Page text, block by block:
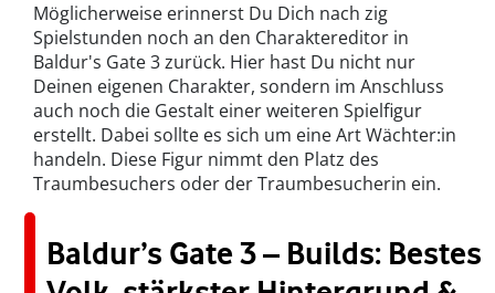
Möglicherweise erinnerst Du Dich nach zig
Spielstunden noch an den Charaktereditor in
Baldur's Gate 3 zurück. Hier hast Du nicht nur
Deinen eigenen Charakter, sondern im Anschluss
auch noch die Gestalt einer weiteren Spielfigur
erstellt. Dabei sollte es sich um eine Art Wächter:in
handeln. Diese Figur nimmt den Platz des
Traumbesuchers oder der Traumbesucherin ein.
Baldur’s Gate 3 – Builds: Bestes